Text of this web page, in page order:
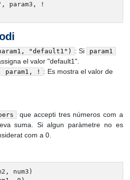
param3, !
"default1") : Si param1
el valor "default1".
param1, ! : Es mostra el valor de
que accepti tres números com a
suma. Si algun paràmetre no es
com a 0.
num3)